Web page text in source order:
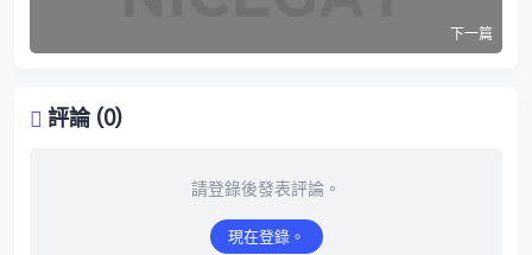
下一篇
評論 (0)
請登錄後發表評論。
現在登錄。